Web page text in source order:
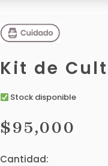
Kit de
Stock disponible
$95,000
Cantidad: